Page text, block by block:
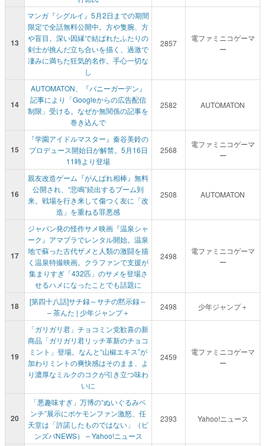
13
マンガ『シグルイ』5月2日までの期間
限定で全話無料公開中。方や隻腕、方
や盲目。深い因縁で結ばれたふたりの
剣士が挑んだ立ち合いを描く、過激で
凄みに満ちた狂気的名作。手心一切な
し
2857
電ファミニコゲーマ
ー
14
AUTOMATON、『バニーガーデン』
記事により「Googleからの広告配信
制限」受ける。なぜか無関係の記事を
巻き込んで
2582 AUTOMATON
15
『学園アイドルマスター』秦谷美鈴の
プロデュース開始日が解禁。5月16日
11時より登場
2568
電ファミニコゲーマ
ー
16
親友改造ゲーム『がんばれ相棒』無料
公開され、“悲鳴”続出するブーム到
来。戦場を行き来して傷つく友に「改
造」を重ねる罪悪感
2508 AUTOMATON
17
ジャパン発の怪作サメ映画『温泉シャ
ーク』アマプラでレンタル開始。温泉
地で蘇った古代ザメと人類の激闘を描
く温泉特撮映画。クラファンで支援が
集まりすぎ「432匹」のサメを登場さ
せるハメになったことでも話題に
2498
電ファミニコゲーマ
ー
18
[第四十八話]サチ録～サチの黙示録～
– 茶んた | 少年ジャンプ＋
2498 少年ジャンプ＋
19
「ガリガリ君」チョコミン党歓喜の新
商品「ガリガリ君リッチ革新のチョコ
ミント」登場。なんと“山椒エキス”が
加わりミントの爽快感はそのまま、よ
り濃厚なミルクのコクが引き立つ味わ
いに
2459
電ファミニコゲーマ
ー
20
「悪趣味すぎ」万博の“ぬいぐるみベ
ンチ”展示にポケモンファン激怒、任
天堂は「許諾したものではない」（ピ
ンズバNEWS） – Yahoo!ニュース
2393 Yahoo!ニュース